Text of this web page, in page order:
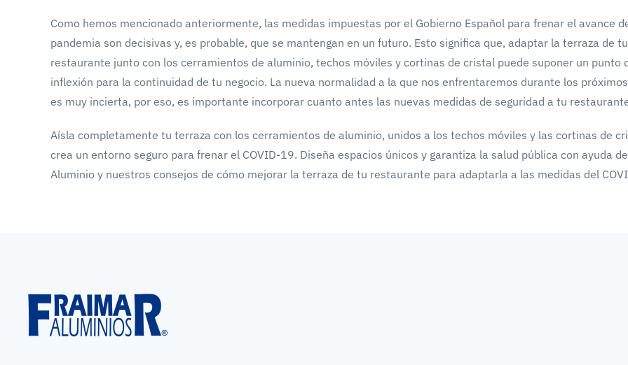
Como hemos mencionado anteriormente, las medidas impuestas por el Gobierno Español para frenar el avance
pandemia son decisivas y, es probable, que se mantengan en un futuro. Esto significa que, adaptar la terraza de tu
restaurante junto con los cerramientos de aluminio, techos móviles y cortinas de cristal puede suponer un punto
inflexión para la continuidad de tu negocio. La nueva normalidad a la que nos enfrentaremos durante los
es muy incierta, por eso, es importante incorporar cuanto antes las nuevas medidas de seguridad a tu
Aísla completamente tu terraza con los cerramientos de aluminio, unidos a los techos móviles y las cortinas de
crea un entorno seguro para frenar el COVID-19. Diseña espacios únicos y garantiza la salud pública con ayuda
Aluminio y nuestros consejos de cómo mejorar la terraza de tu restaurante para adaptarla a las medidas del